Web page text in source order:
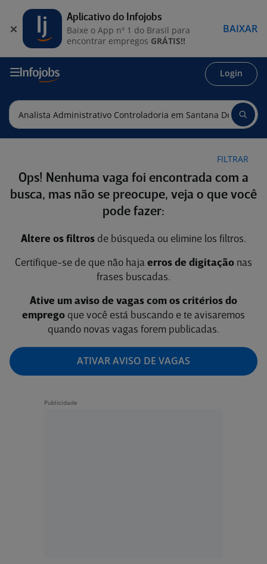
Login
FILTRAR
Ops! Nenhuma vaga foi encontrada com a
busca, mas não se preocupe, veja o que você
pode fazer:
Altere os filtros de búsqueda ou elimine los filtros.
Certifique-se de que não haja erros de digitação nas
frases buscadas.
Ative um aviso de vagas com os critérios do
emprego que você está buscando e te avisaremos
quando novas vagas forem publicadas.
ATIVAR AVISO DE VAGAS
Aplicativo do Infojobs
Baixe o App nº 1 do Brasil para
encontrar empregos GRÁTIS!!
BAIXAR